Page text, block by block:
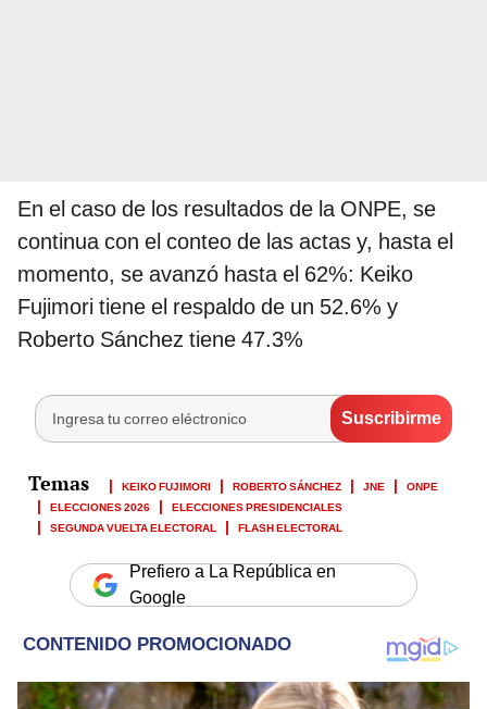
En el caso de los resultados de la ONPE, se
continua con el conteo de las actas y, hasta el
momento, se avanzó hasta el 62%: Keiko
Fujimori tiene el respaldo de un 52.6% y
Roberto Sánchez tiene 47.3%
KEIKO FUJIMORI ROBERTO SÁNCHEZ JNE
ONPE
ELECCIONES 2026
ELECCIONES PRESIDENCIALES
SEGUNDA VUELTA ELECTORAL
FLASH ELECTORAL
Prefiero a La República en
Google